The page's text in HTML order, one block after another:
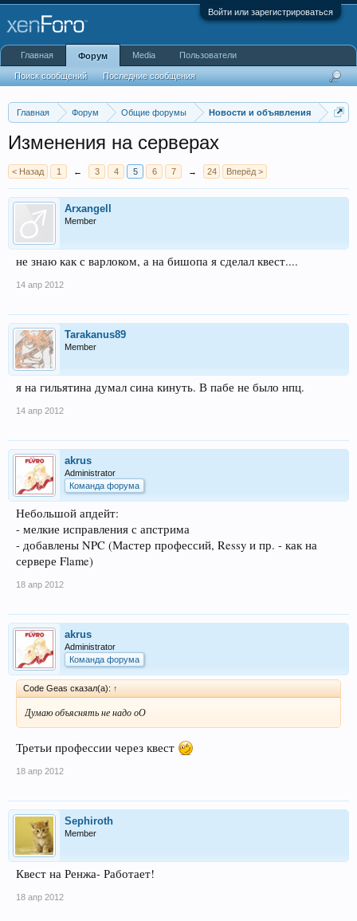
Войти или зарегистрироваться
Главная Форум Общие форумы Новости и объявления
Изменения на серверах
< Назад 1 ← 3 4 5 6 7 → 24 Вперёд >
Arxangell
Member
не знаю как с варлоком, а на бишопа я сделал квест....
14 апр 2012
Tarakanus89
Member
я на гильятина думал сина кинуть. В пабе не было нпц.
14 апр 2012
akrus
Administrator
Команда форума
Небольшой апдейт:
- мелкие исправления с апстрима
- добавлены NPC (Мастер профессий, Ressy и пр. - как на
сервере Flame)
18 апр 2012
akrus
Administrator
Команда форума
Code Geas сказал(а): ↑
Думаю объяснять не надо оО
Третьи профессии через квест
18 апр 2012
Sephiroth
Member
Квест на Ренжа- Работает!
18 апр 2012
Главная Форум
Поиск сообщений Последние сообщения
Media Пользователи